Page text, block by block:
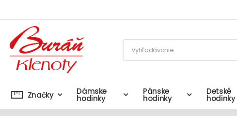
Značky Dámske
hodinky
Pánske
hodinky
Detské
hodinky